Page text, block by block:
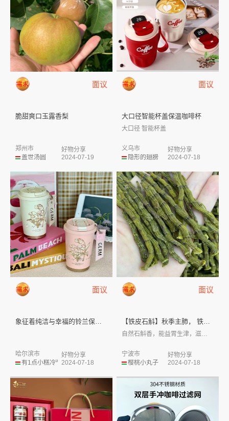
面议
脆甜爽口玉露香梨
盖世汤圆
郑州市
好物分享
2024-07-19
面议
大口径智能杯盖保温咖啡杯
大口径 智能杯盖
隐形的翅膀
义乌市
好物分享
2024-07-18
面议
有1点小糕冷⁰
哈尔滨市
好物分享
2024-07-18
面议
樱桃小丸子
宁波市
好物分享
2024-07-18